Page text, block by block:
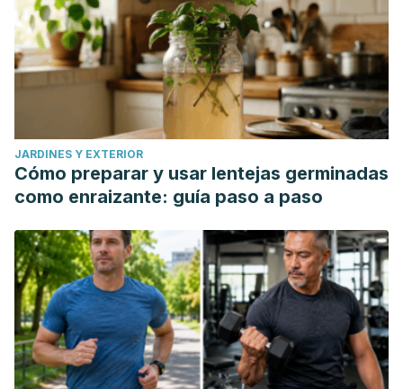
fish manicure.
Skin Appendage Disord
, vol. 7(5), pp. 393-
396.https://pubmed.ncbi.nlm.nih.gov/34604330/
JARDINES Y EXTERIOR
Cómo preparar y usar lentejas germinadas
como enraizante: guía paso a paso